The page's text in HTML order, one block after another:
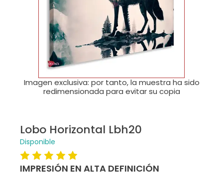
Imagen exclusiva: por tanto, la muestra ha sido
redimensionada para evitar su copia
Lobo Horizontal Lbh20
Disponible
IMPRESIÓN EN ALTA DEFINICIÓN